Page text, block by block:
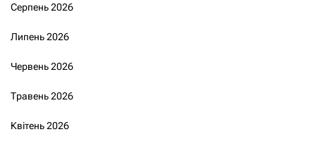
Серпень 2026
Липень 2026
Червень 2026
Травень 2026
Квітень 2026